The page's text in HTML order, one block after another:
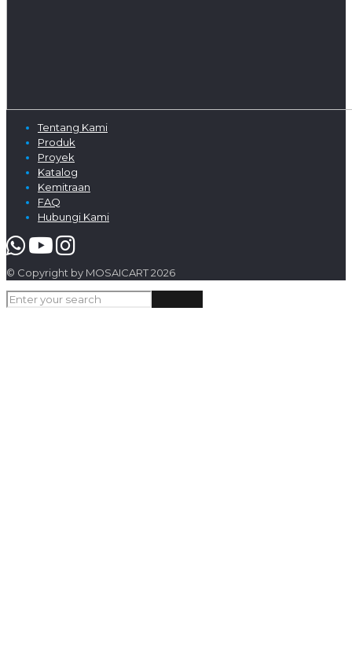
Tentang Kami
Produk
Proyek
Katalog
Kemitraan
FAQ
Hubungi Kami
© Copyright by MOSAICART 2026